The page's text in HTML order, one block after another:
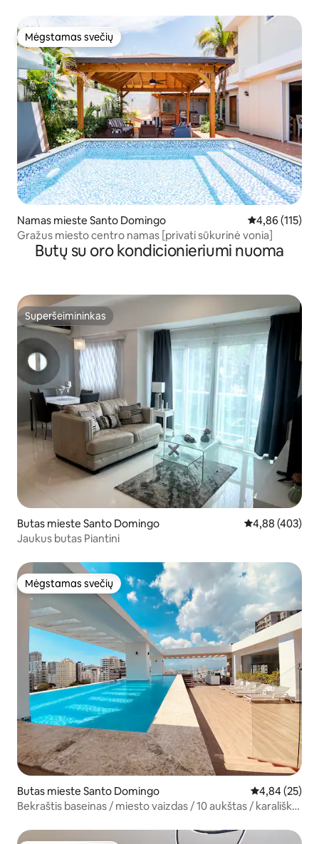
Mėgstamas svečių
Mėgstamas svečių
Namas mieste Santo Domingo Vidutinis
4,86 (115)
Gražus miesto centro namas [privati sūkurinė vonia]
Butų su oro kondicionieriumi nuoma
Superšeimininkas
Superšeimininkas
Butas mieste Santo Domingo Vidutinis
4,88 (403)
Jaukus butas Piantini
Mėgstamas svečių
Mėgstamas svečių
Butas mieste Santo Domingo Vidutinis
4,84 (25)
Bekraštis baseinas / miesto vaizdas / 10 aukštas / karališko